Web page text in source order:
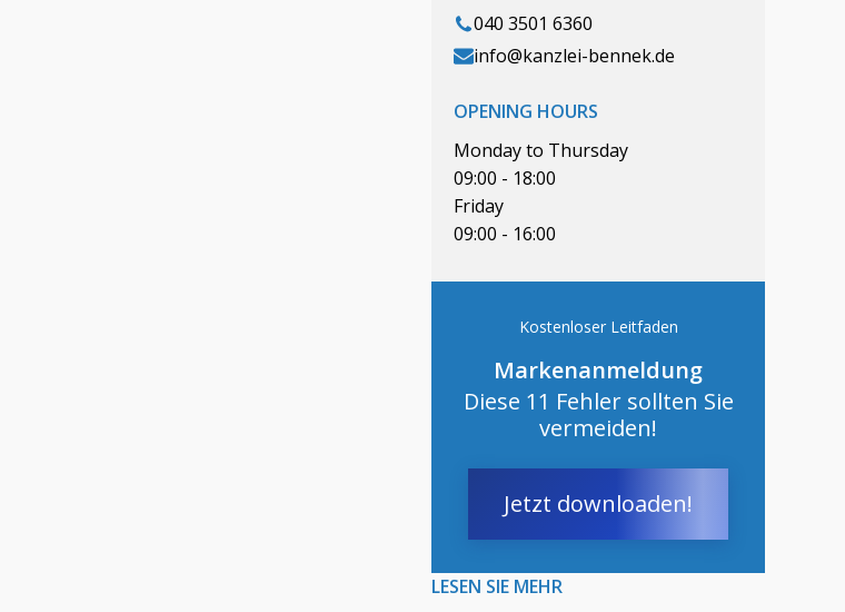
040 3501 6360
info@kanzlei-bennek.de
OPENING HOURS
Monday to Thursday
09:00 - 18:00
Friday
09:00 - 16:00
Kostenloser Leitfaden
Markenanmeldung
Diese 11 Fehler sollten Sie
vermeiden!
Jetzt downloaden!
LESEN SIE MEHR